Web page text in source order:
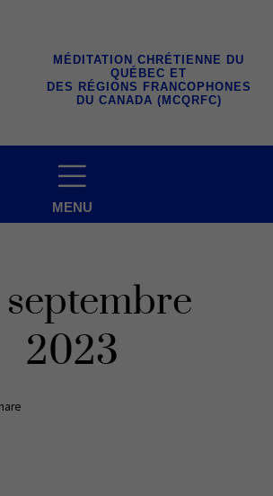
MÉDITATION CHRÉTIENNE DU
QUÉBEC ET
DES RÉGIONS FRANCOPHONES
DU CANADA (MCQRFC)
MENU
2023